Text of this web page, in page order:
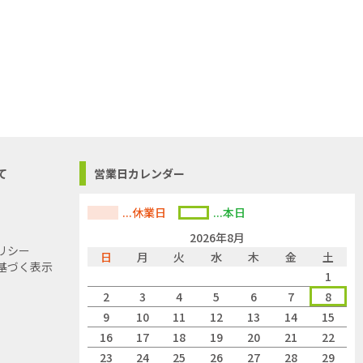
寿命40000時
シー
づく表示
営業日カレンダー
...休業日
...本日
2026年8月
日
月 火 水 木 金
土
1
2
3 4 5 6 7
8
9
10 11 12 13 14
15
16
17 18 19 20 21
22
23
24 25 26 27 28 29